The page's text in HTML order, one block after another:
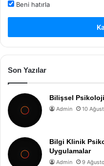
Beni hatırla
Son Yazılar
Bilişsel
Admin 10
Bilgi Klinik
Uygulamalar
Admin 9